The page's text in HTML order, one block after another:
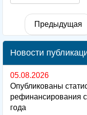
Предыдущая
Новости
05.08.2026
Опубликованы
рефинансирования
года